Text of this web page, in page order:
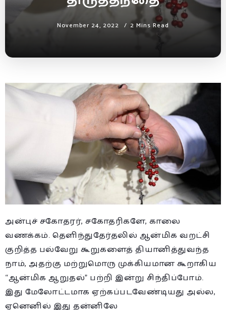
November 24, 2022 2 Mins Read
அன்புச் சகோதரர், சகோதரிகளே, காலை
வணக்கம். தெளிந்துதேர்தலில் ஆன்மிக வறட்சி
குறித்த பல்வேறு கூறுகளைத் தியானித்துவந்த
நாம், அதற்கு மற்றுமொரு முக்கியமான கூறாகிய
“ஆன்மிக ஆறுதல்” பற்றி இன்று சிந்திப்போம்.
இது மேலோட்டமாக ஏற்கப்படவேண்டியது அல்ல,
ஏனெனில் இது தன்னிலே